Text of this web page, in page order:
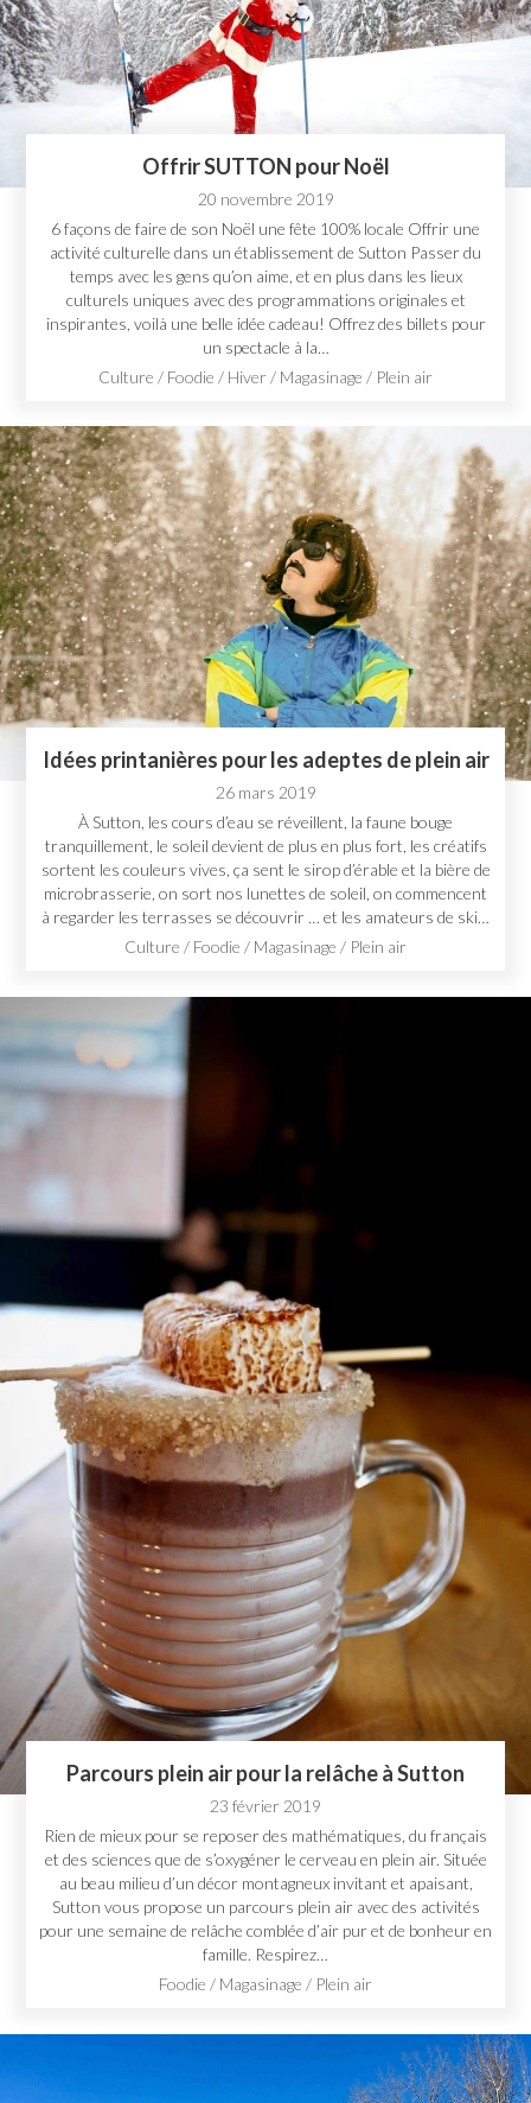
Offrir SUTTON pour Noël
20 novembre 2019
6 façons de faire de son Noël une fête 100% locale Offrir une
activité culturelle dans un établissement de Sutton Passer du
temps avec les gens qu’on aime, et en plus dans les lieux
culturels uniques avec des programmations originales et
inspirantes, voilà une belle idée cadeau! Offrez des billets pour
un spectacle à la…
Culture / Foodie / Hiver / Magasinage / Plein air
Idées printanières pour les adeptes de plein air
26 mars 2019
À Sutton, les cours d’eau se réveillent, la faune bouge
tranquillement, le soleil devient de plus en plus fort, les créatifs
sortent les couleurs vives, ça sent le sirop d’érable et la bière de
microbrasserie, on sort nos lunettes de soleil, on commencent
à regarder les terrasses se découvrir … et les amateurs de ski…
Culture / Foodie / Magasinage / Plein air
Parcours plein air pour la relâche à Sutton
23 février 2019
Rien de mieux pour se reposer des mathématiques, du français
et des sciences que de s’oxygéner le cerveau en plein air. Située
au beau milieu d’un décor montagneux invitant et apaisant,
Sutton vous propose un parcours plein air avec des activités
pour une semaine de relâche comblée d’air pur et de bonheur en
famille. Respirez…
Foodie / Magasinage / Plein air